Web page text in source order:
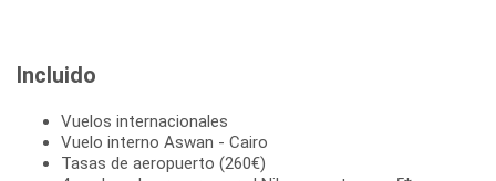
Incluido
Vuelos internacionales
Vuelo interno Aswan - Cairo
Tasas de aeropuerto (260€)